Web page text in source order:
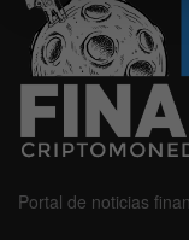
Portal de noticias